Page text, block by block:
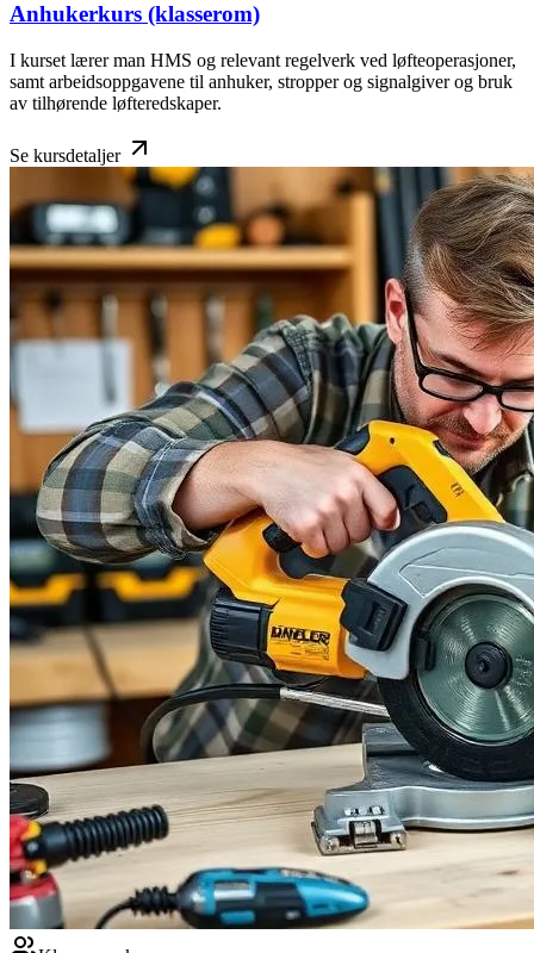
Anhukerkurs (klasserom)
I kurset lærer man HMS og relevant regelverk ved løfteoperasjoner,
samt arbeidsoppgavene til anhuker, stropper og signalgiver og bruk
av tilhørende løfteredskaper.
Se kursdetaljer